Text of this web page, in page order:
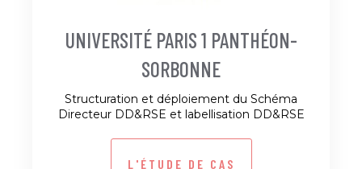
UNIVERSITÉ PARIS 1 PANTHÉON-
SORBONNE
Structuration et déploiement du Schéma
Directeur DD&RSE et labellisation DD&RSE
L'ÉTUDE DE CAS